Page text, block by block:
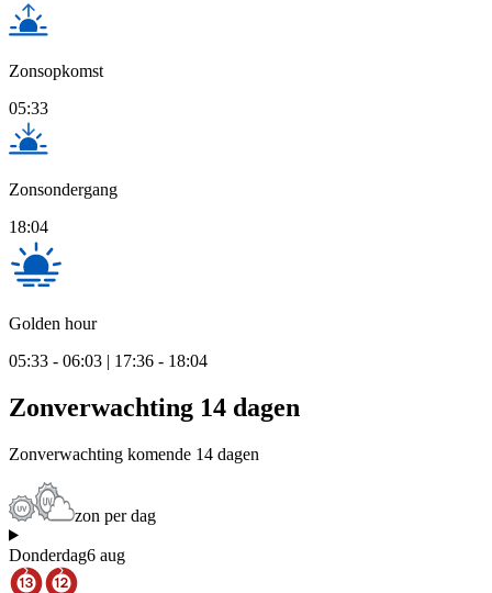
Zonsopkomst
05:33
Zonsondergang
18:04
Golden hour
05:33 - 06:03 | 17:36 - 18:04
Zonverwachting 14 dagen
Zonverwachting komende 14 dagen
zon per dag
Donderdag6 aug